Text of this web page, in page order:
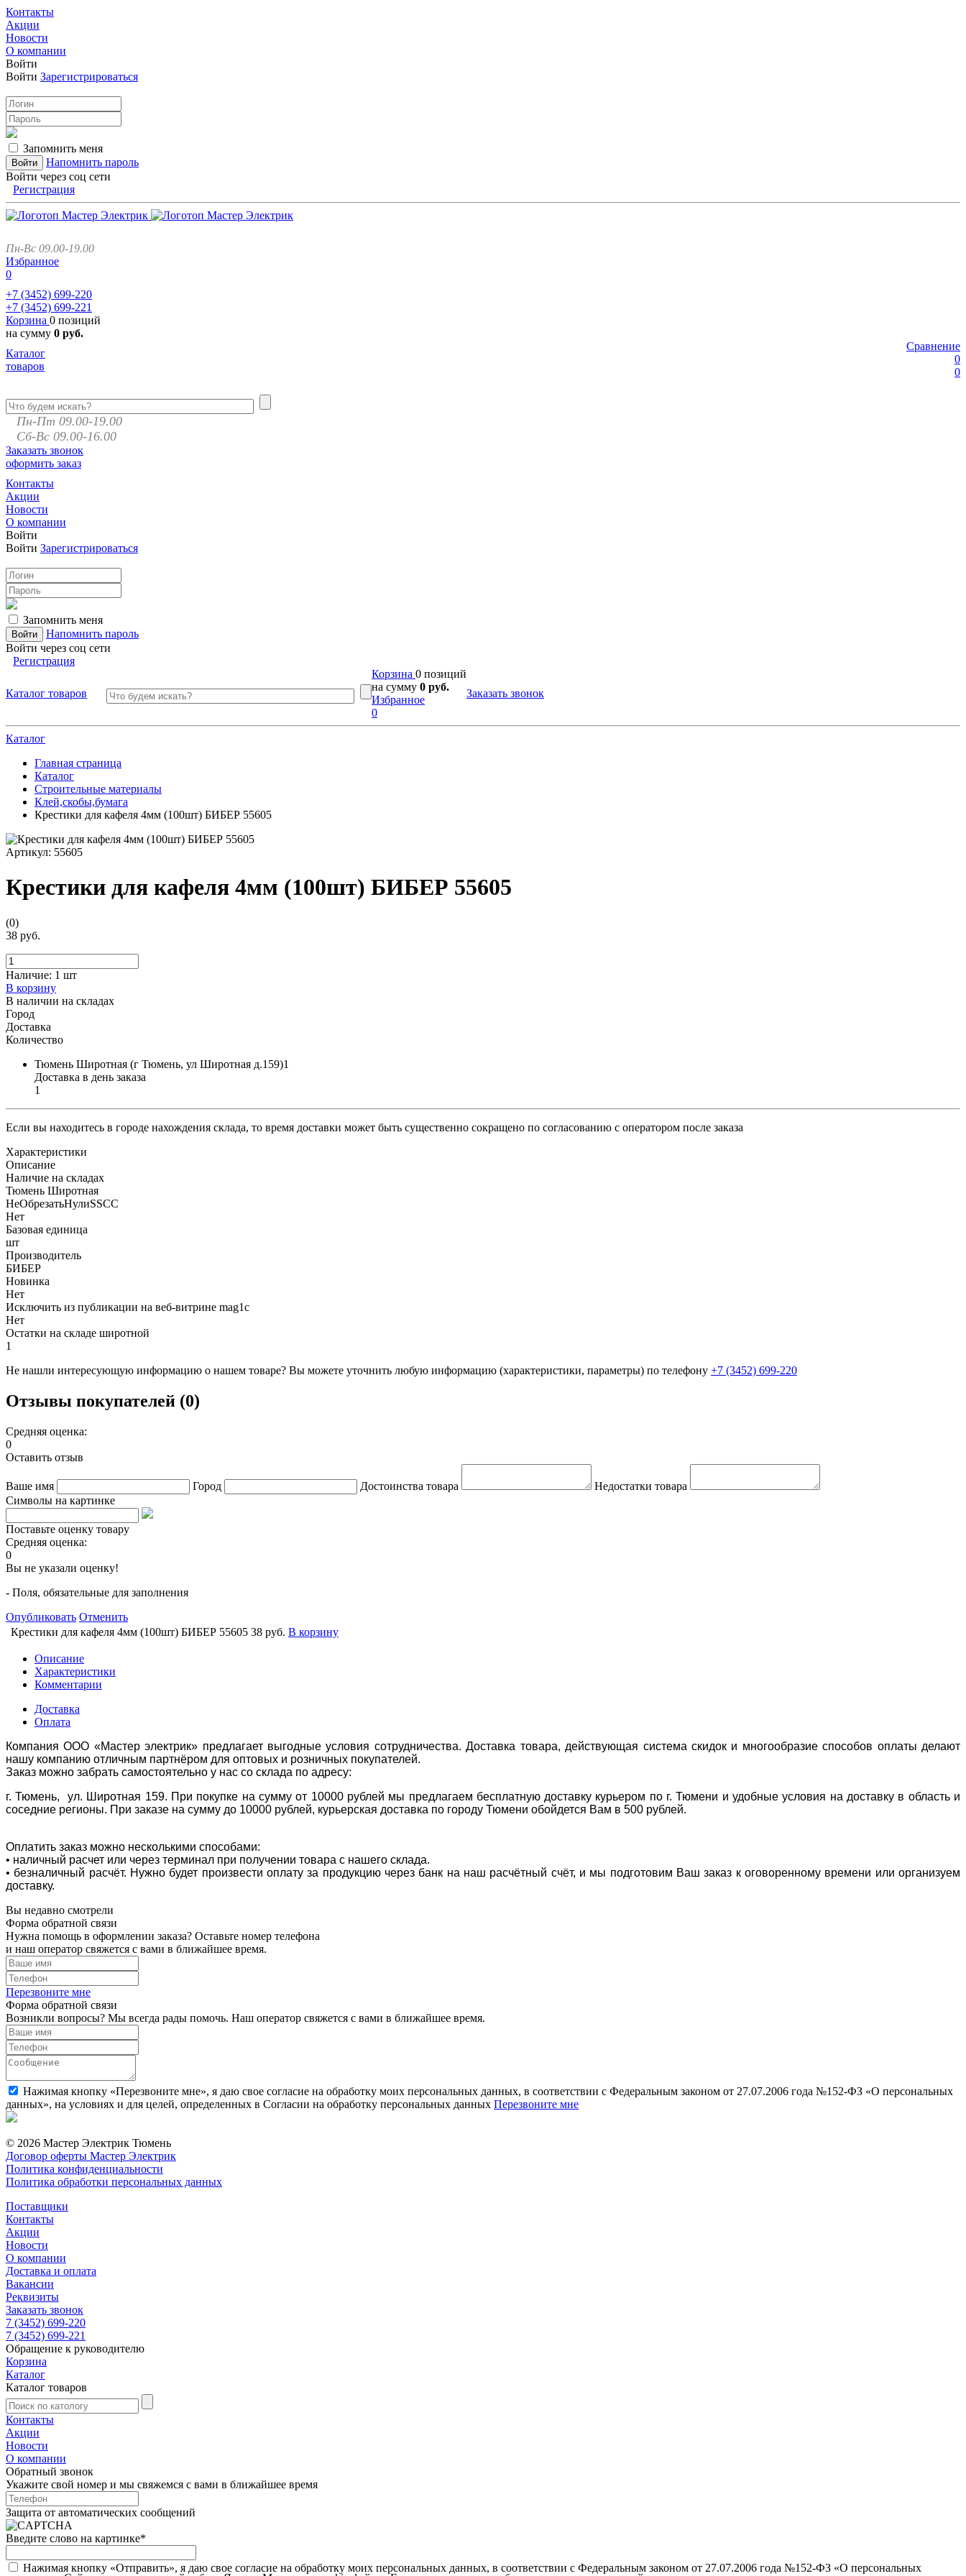
Контакты
Акции
Новости
О компании
Войти
Войти Зарегистрироваться
Запомнить меня
Напомнить пароль
Войти через соц сети
Регистрация
Пн-Вс 09.00-19.00
Избранное
0
+7 (3452) 699-220
+7 (3452) 699-221
Корзина 0 позиций
на сумму 0 руб.
Сравнение
0
0
Каталог
товаров
Пн-Пт 09.00-19.00
Сб-Вс 09.00-16.00
Заказать звонок
оформить заказ
Контакты
Акции
Новости
О компании
Войти
Войти Зарегистрироваться
Запомнить меня
Напомнить пароль
Войти через соц сети
Регистрация
Каталог товаров
Корзина 0 позиций
на сумму 0 руб.
Избранное
0
Заказать звонок
Каталог
Главная страница
Каталог
Строительные материалы
Клей,скобы,бумага
Крестики для кафеля 4мм (100шт) БИБЕР 55605
Артикул: 55605
Крестики для кафеля 4мм (100шт) БИБЕР 55605
(0)
38 руб.
Наличие: 1 шт
В корзину
В наличии на складах
Город
Доставка
Количество
Тюмень Широтная (г Тюмень, ул Широтная д.159)1
Доставка в день заказа
1
Если вы находитесь в городе нахождения склада, то время доставки может быть существенно сокращено по согласованию с оператором после заказа
Характеристики
Описание
Наличие на складах
Тюмень Широтная
НеОбрезатьНулиSSCC
Нет
Базовая единица
шт
Производитель
БИБЕР
Новинка
Нет
Исключить из публикации на веб-витрине mag1c
Нет
Остатки на складе широтной
1
Не нашли интересующую информацию о нашем товаре? Вы можете уточнить любую информацию (характеристики, параметры) по телефону +7 (3452) 699-220
Отзывы покупателей (0)
Средняя оценка:
0
Оставить отзыв
Ваше имя Город Достоинства товара
Недостатки товара
Символы на картинке
Поставьте оценку товару
Средняя оценка:
0
Вы не указали оценку!
- Поля, обязательные для заполнения
Опубликовать Отменить
Крестики для кафеля 4мм (100шт) БИБЕР 55605 38 руб. В корзину
Описание
Характеристики
Комментарии
Доставка
Оплата
Компания ООО «Мастер электрик» предлагает выгодные условия сотрудничества. Доставка товара, действующая система скидок и многообразие способов оплаты делают
нашу компанию отличным партнёром для оптовых и розничных покупателей.
Заказ можно забрать самостоятельно у нас со склада по адресу:
г. Тюмень, ул. Широтная 159. При покупке на сумму от 10000 рублей мы предлагаем бесплатную доставку курьером по г. Тюмени и удобные условия на доставку в область и
соседние регионы. При заказе на сумму до 10000 рублей, курьерская доставка по городу Тюмени обойдется Вам в 500 рублей.
Оплатить заказ можно несколькими способами:
• наличный расчет или через терминал при получении товара с нашего склада.
• безналичный расчёт. Нужно будет произвести оплату за продукцию через банк на наш расчётный счёт, и мы подготовим Ваш заказ к оговоренному времени или организуем
доставку.
Вы недавно смотрели
Форма обратной связи
Нужна помощь в оформлении заказа? Оставьте номер телефона
и наш оператор свяжется с вами в ближайшее время.
Перезвоните мне
Форма обратной связи
Возникли вопросы? Мы всегда рады помочь. Наш оператор свяжется с вами в ближайшее время.
Нажимая кнопку «Перезвоните мне», я даю свое согласие на обработку моих персональных данных, в соответствии с Федеральным законом от 27.07.2006 года №152-ФЗ «О персональных
данных», на условиях и для целей, определенных в Согласии на обработку персональных данных Перезвоните мне
© 2026 Мастер Электрик Тюмень
Договор оферты Мастер Электрик
Политика конфиденциальности
Политика обработки персональных данных
Поставщики
Контакты
Акции
Новости
О компании
Доставка и оплата
Вакансии
Реквизиты
Заказать звонок
7 (3452) 699-220
7 (3452) 699-221
Обращение к руководителю
Корзина
Каталог
Каталог товаров
Контакты
Акции
Новости
О компании
Обратный звонок
Укажите свой номер и мы свяжемся с вами в ближайшее время
Защита от автоматических сообщений
Введите слово на картинке*
Нажимая кнопку «Отправить», я даю свое согласие на обработку моих персональных данных, в соответствии с Федеральным законом от 27.07.2006 года №152-ФЗ «О персональных